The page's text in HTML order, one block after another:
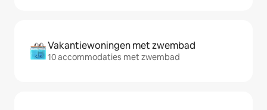
Vakantiewoningen met zwembad
10 accommodaties met zwembad